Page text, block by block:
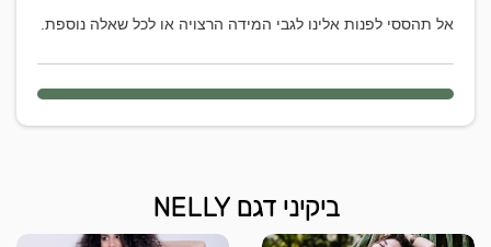
אל תהססי לפנות אלינו לגבי המידה הרצויה או לכל שאלה נוספת.
ביקיני דגם NELLY